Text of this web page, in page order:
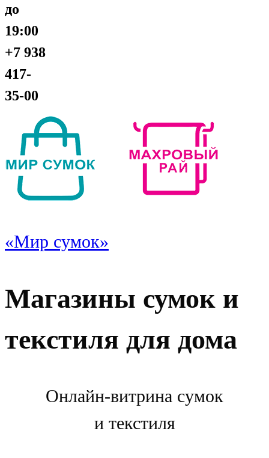
до
19:00
+7 938
417-
35-00
«Мир сумок»
Магазины сумок и
текстиля для дома
Онлайн-витрина сумок
и текстиля